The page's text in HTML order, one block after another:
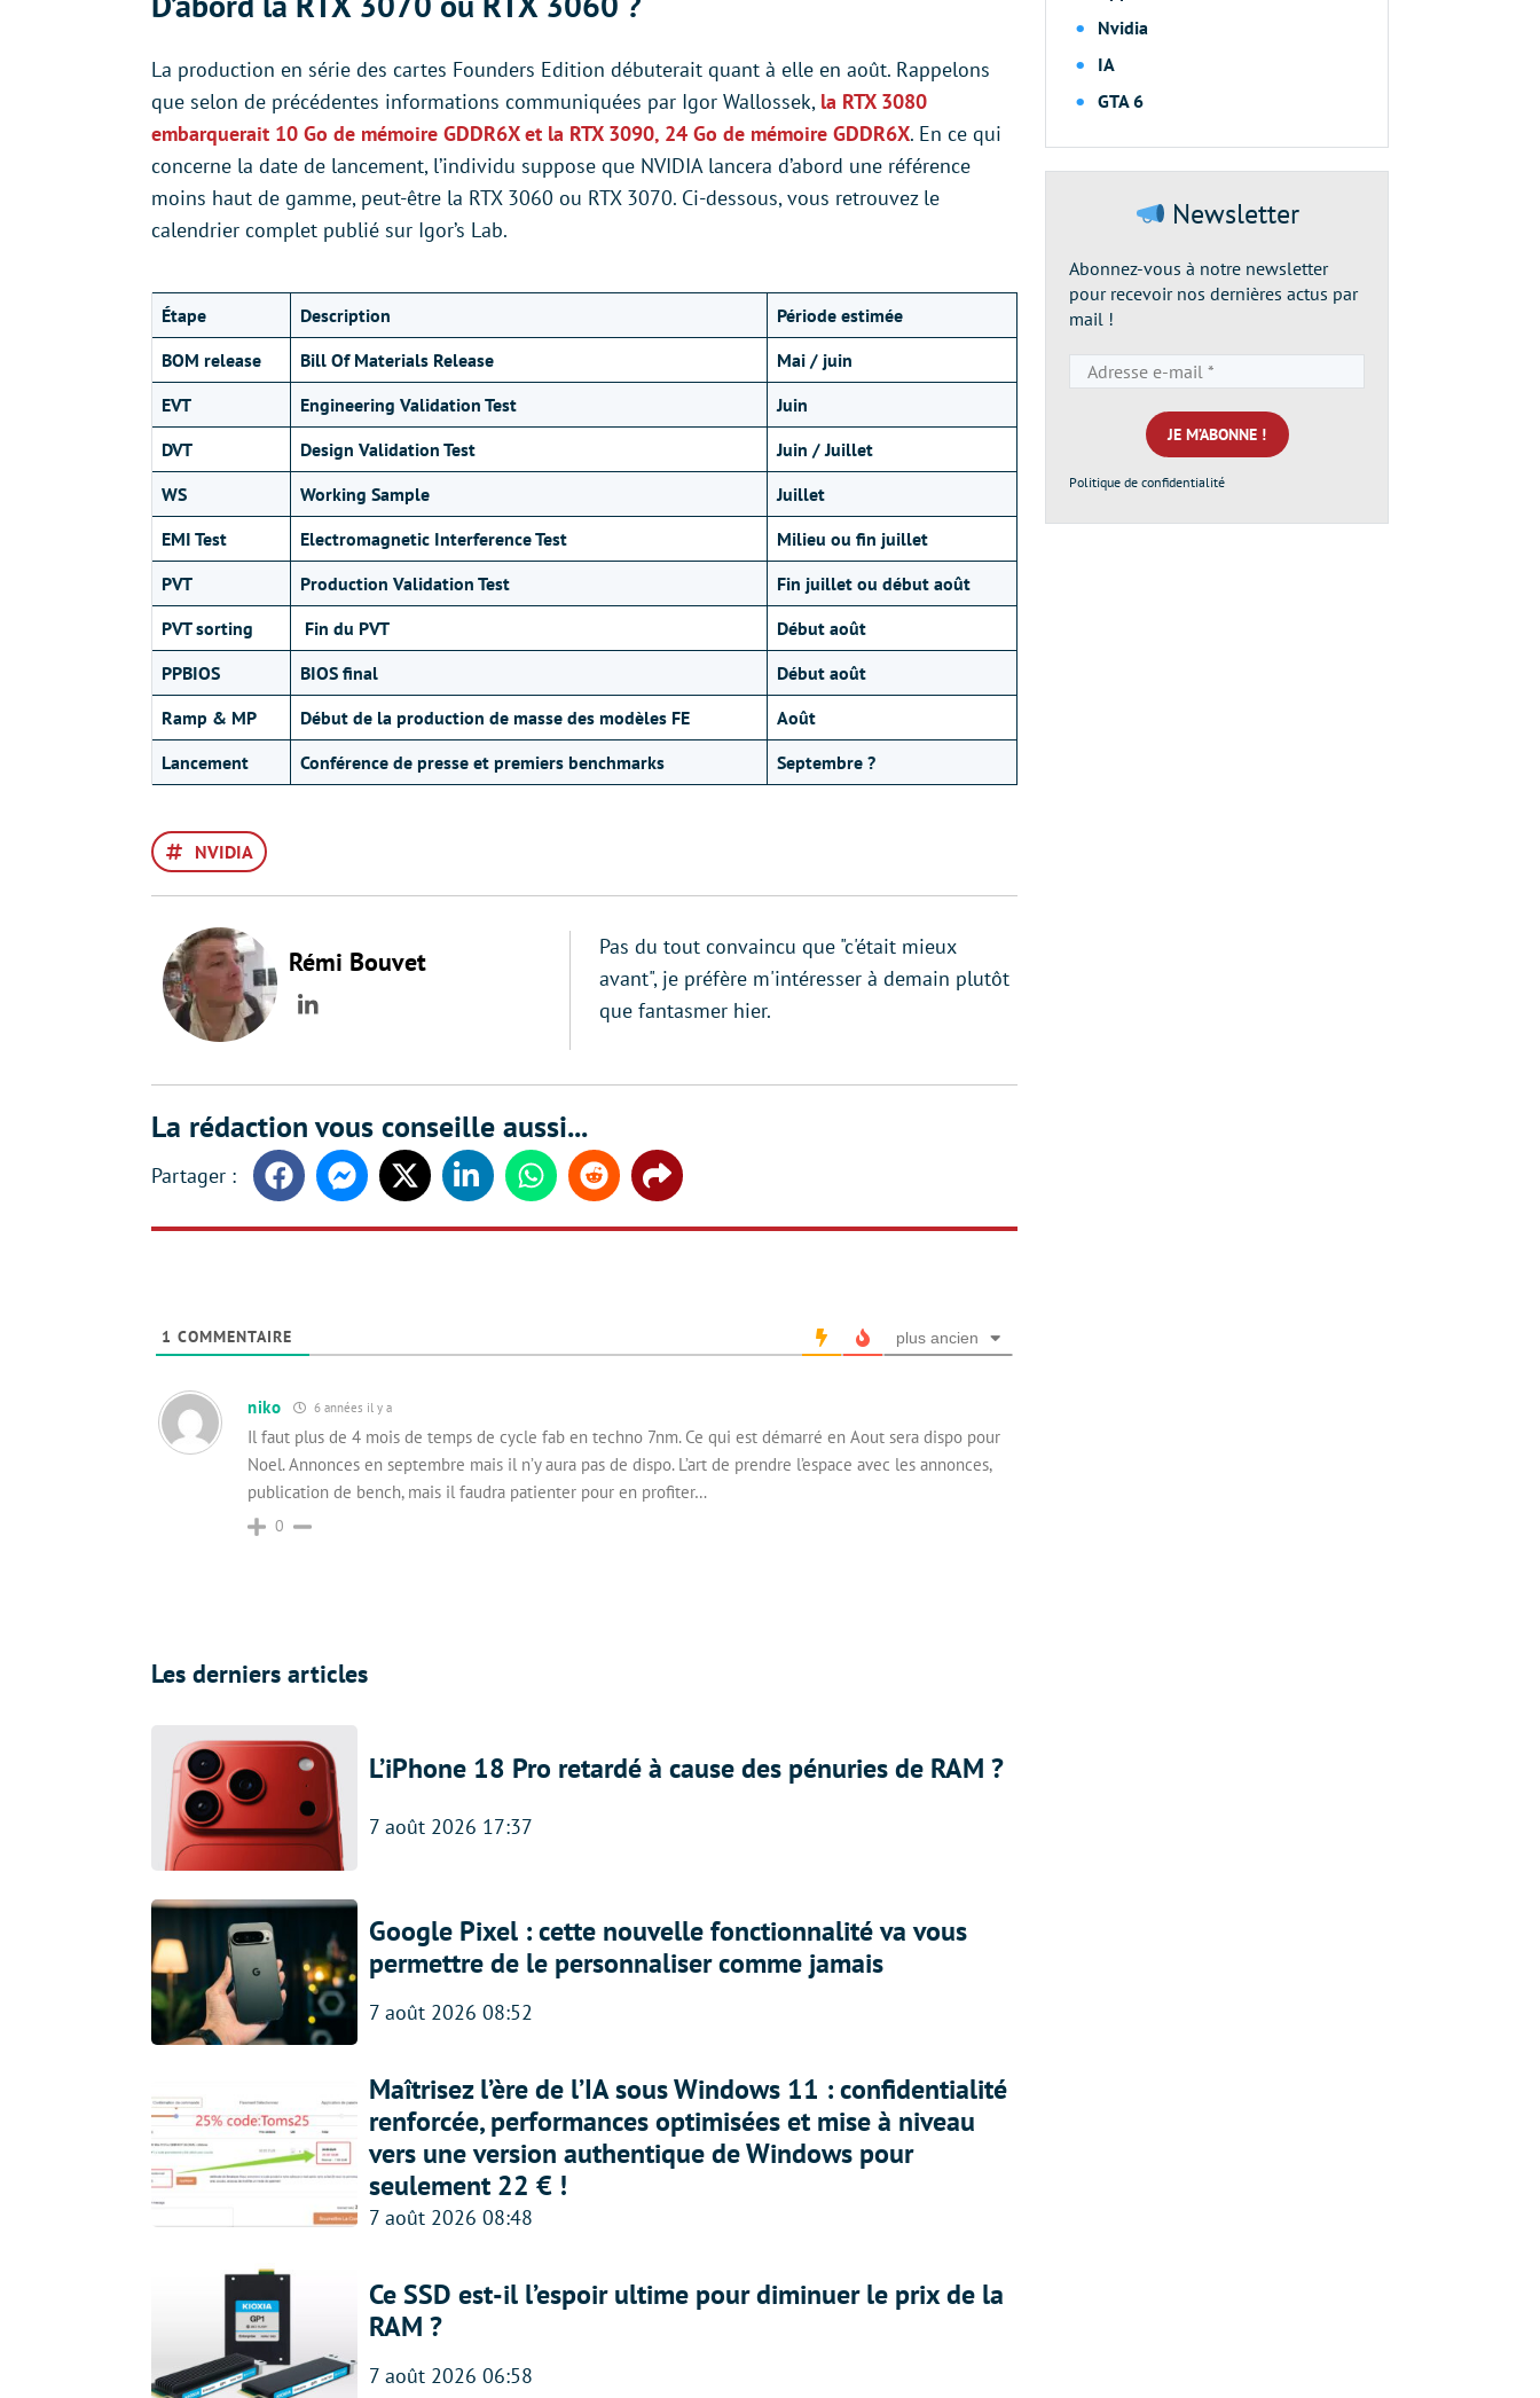
La production en série des cartes Founders Edition débuterait quant à elle en août. Rappelons
que selon de précédentes informations communiquées par Igor Wallossek, la RTX 3080
embarquerait 10 Go de mémoire GDDR6X et la RTX 3090, 24 Go de mémoire GDDR6X. En ce qui
concerne la date de lancement, l’individu suppose que NVIDIA lancera d’abord une référence
moins haut de gamme, peut-être la RTX 3060 ou RTX 3070. Ci-dessous, vous retrouvez le
calendrier complet publié sur Igor’s Lab.
Étape Description
Période estimée
BOM release
Bill Of Materials Release
Mai / juin
EVT
Engineering Validation Test
Juin
DVT
Design Validation Test
Juin / Juillet
WS
Working Sample
Juillet
EMI Test
Electromagnetic Interference Test
Milieu ou fin juillet
PVT
Production Validation Test
Fin juillet ou début août
PVT sorting
Fin du PVT
Début août
PPBIOS
BIOS final
Début août
Ramp & MP
Début de la production de masse des modèles FE
Août
Lancement
Conférence de presse et premiers benchmarks Septembre ?
NVIDIA
Rémi Bouvet
LinkedIn
Pas du tout convaincu que "c'était mieux
avant", je préfère m'intéresser à demain plutôt
que fantasmer hier.
La rédaction vous conseille aussi...
FacebookMessengerTwitter LinkedinWhatsappReddit Share
1 COMMENTAIRE plus ancien
niko 6 années il y a
Il faut plus de 4 mois de temps de cycle fab en techno 7nm. Ce qui est démarré en Aout sera dispo pour
Noel. Annonces en septembre mais il n’y aura pas de dispo. L’art de prendre l’espace avec les annonces,
publication de bench, mais il faudra patienter pour en profiter…
0
Les derniers articles
L’iPhone 18 Pro retardé à cause des pénuries de RAM ?
7 août 2026 17:37
Google Pixel : cette nouvelle fonctionnalité va vous
permettre de le personnaliser comme jamais
7 août 2026 08:52
Maîtrisez l’ère de l’IA sous Windows 11 : confidentialité
renforcée, performances optimisées et mise à niveau
vers une version authentique de Windows pour
seulement 22 € !
7 août 2026 08:48
Ce SSD est-il l’espoir ultime pour diminuer le prix de la
RAM ?
7 août 2026 06:58
Nvidia
IA
GTA 6
Newsletter
Abonnez-vous à notre newsletter
pour recevoir nos dernières actus par
mail !
e-
mail
*
Politique de confidentialité